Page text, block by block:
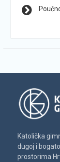
Katolička
dugoj i
prostorima